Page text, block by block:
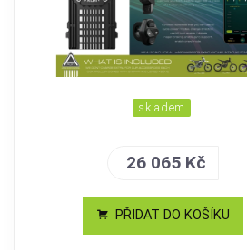
skladem
26 065 Kč
PŘIDAT DO KOŠÍKU